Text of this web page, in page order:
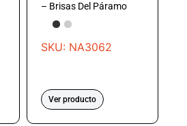
– Brisas Del Páramo
SKU: NA3062
Ver producto